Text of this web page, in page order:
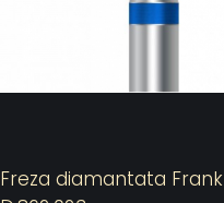
Freza diamantata Frank